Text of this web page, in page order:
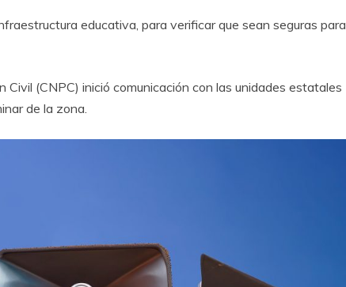
educativa, para verificar que sean seguras para
(CNPC) inició comunicación con las unidades estatales
de la zona.